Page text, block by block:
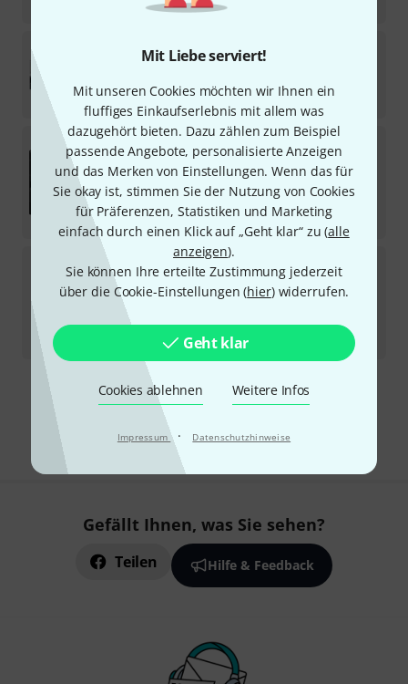
Mit Liebe serviert!
Mit unseren Cookies möchten wir Ihnen ein
fluffiges Einkaufserlebnis mit allem was
dazugehört bieten. Dazu zählen zum Beispiel
passende Angebote, personalisierte Anzeigen
und das Merken von Einstellungen. Wenn das für
Sie okay ist, stimmen Sie der Nutzung von Cookies
für Präferenzen, Statistiken und Marketing
einfach durch einen Klick auf „Geht klar“ zu (alle
anzeigen).
Sie können Ihre erteilte Zustimmung jederzeit
über die Cookie-Einstellungen (hier) widerrufen.
Geht klar
Cookies ablehnen Weitere Infos
Impressum · Datenschutzhinweise
1
199€
Baby Audio Atoms
1
Download-Lizenz
49€
30-Tage-Bestpreis:99 €
-51%
Baby AudioIHNY-2
Download-Lizenz
39
30-Tage-Bestpreis
Kostenloser Versand ab 29 €
Alle Preise inkl. MwSt.
Gefällt Ihnen, was Sie sehen?
Teilen Hilfe & Feedback